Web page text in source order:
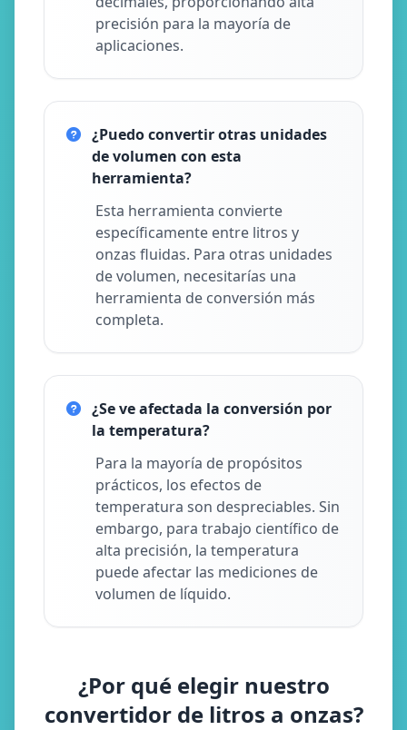
precisión para la mayoría de
aplicaciones.
¿Puedo convertir otras unidades
de volumen con esta
herramienta?
Esta herramienta convierte
específicamente entre litros y
onzas fluidas. Para otras unidades
de volumen, necesitarías una
herramienta de conversión más
completa.
¿Se ve afectada la conversión por
la temperatura?
Para la mayoría de propósitos
prácticos, los efectos de
temperatura son despreciables. Sin
embargo, para trabajo científico de
alta precisión, la temperatura
puede afectar las mediciones de
volumen de líquido.
¿Por qué elegir nuestro
convertidor de litros a onzas?